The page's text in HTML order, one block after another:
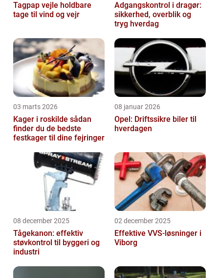
Tagpap vejle holdbare
tage til vind og vejr
Adgangskontrol i dragør:
sikkerhed, overblik og
tryg hverdag
03 marts 2026
Kager i roskilde sådan
finder du de bedste
festkager til dine fejringer
08 januar 2026
Opel: Driftssikre biler til
hverdagen
08 december 2025
Tågekanon: effektiv
støvkontrol til byggeri og
industri
02 december 2025
Effektive VVS-løsninger i
Viborg